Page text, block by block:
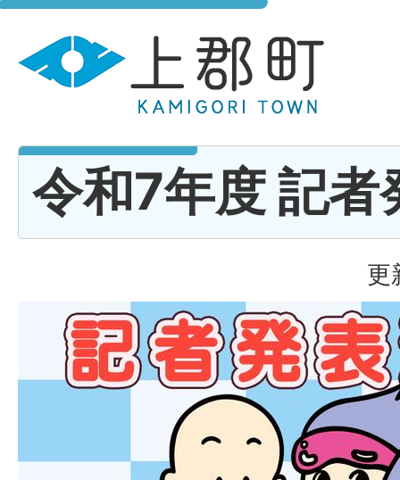
令和7年度 記者
更